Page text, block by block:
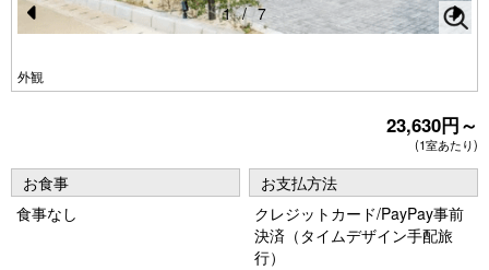
Pr
e
u
s
外観
N
1 / 7
23,630円～
(1室あたり)
お食事
食事なし
お支払方法
クレジットカード/PayPay事前
決済（タイムデザイン手配旅
行）